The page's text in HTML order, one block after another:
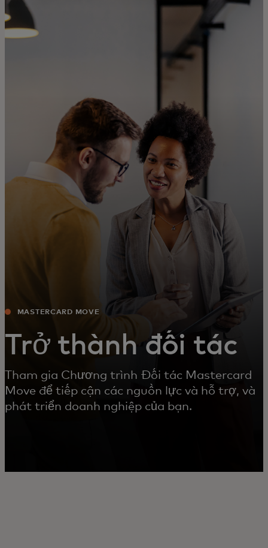
Dành cho bạn
Dành cho doanh nghiệp
Dành cho thế giới
Dành cho nhà đổi mới
Tin tức và xu hướng
MASTERCARD MOVE
Trở thành đối tác
Tham gia Chương trình Đối tác Mastercard
Move để tiếp cận các nguồn lực và hỗ trợ, và
phát triển doanh nghiệp của bạn.